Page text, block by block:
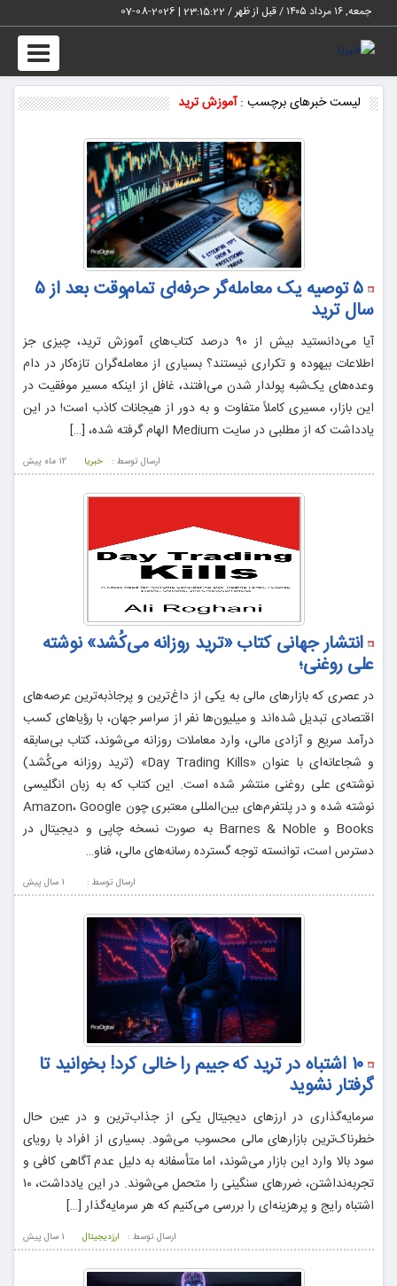
جمعه, ۱۶ مرداد ۱۴۰۵ / قبل از ظهر / 23:15:23
|
2026-08-07
Toggle
لیست خبرهای برچسب :آموزش ترید
۵ توصیه یک معامله‌گر حرفه‌ای تمام‌وقت بعد از ۵
سال ترید
آیا می‌دانستید بیش از ۹۰ درصد کتاب‌های آموزش ترید، چیزی جز
اطلاعات بیهوده و تکراری نیستند؟ بسیاری از معامله‌گران تازه‌کار در دام
وعده‌های یک‌شبه پولدار شدن می‌افتند، غافل از اینکه مسیر موفقیت در
این بازار، مسیری کاملاً متفاوت و به دور از هیجانات کاذب است! در این
یادداشت که از مطلبی در سایت Medium الهام گرفته شده، […]
12 ماه پيش ارسال توسط : خبریا
انتشار جهانی کتاب «ترید روزانه می‌کُشد» نوشته
علی روغنی؛
در عصری که بازارهای مالی به یکی از داغ‌ترین و پرجاذبه‌ترین عرصه‌های
اقتصادی تبدیل شده‌اند و میلیون‌ها نفر از سراسر جهان، با رؤیاهای کسب
درآمد سریع و آزادی مالی، وارد معاملات روزانه می‌شوند، کتاب بی‌سابقه
و شجاعانه‌ای با عنوان «Day Trading Kills» (ترید روزانه می‌کُشد)
نوشته‌ی علی روغنی منتشر شده است. این کتاب که به زبان انگلیسی
نوشته شده و در پلتفرم‌های بین‌المللی معتبری چون Amazon، Google
Books و Barnes & Noble به صورت نسخه چاپی و دیجیتال در
دسترس است، توانسته توجه گسترده رسانه‌های مالی، فناو…
1 سال پيش ارسال توسط :
۱۰ اشتباه در ترید که جیبم را خالی کرد! بخوانید تا
گرفتار نشوید
سرمایه‌گذاری در ارزهای دیجیتال یکی از جذاب‌ترین و در عین حال
خطرناک‌ترین بازارهای مالی محسوب می‌شود. بسیاری از افراد با رویای
سود بالا وارد این بازار می‌شوند، اما متأسفانه به دلیل عدم آگاهی کافی و
تجربه‌نداشتن، ضررهای سنگینی را متحمل می‌شوند. در این یادداشت، ۱۰
اشتباه رایج و پرهزینه‌ای را بررسی می‌کنیم که هر سرمایه‌گذار […]
1 سال پيش ارسال توسط : ارزدیجیتال